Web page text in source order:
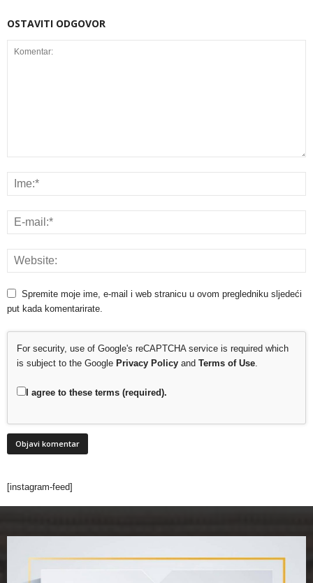
OSTAVITI ODGOVOR
Spremite moje ime, e-mail i web stranicu u ovom pregledniku sljedeći
put kada komentarirate.
For security, use of Google's reCAPTCHA service is required which
is subject to the Google Privacy Policy and Terms of Use.
I agree to these terms (required).
[instagram-feed]